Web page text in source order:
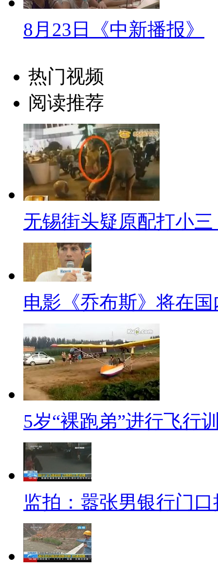
生对港大学生会会长能与校长“
开学典礼新生们还要参加各自学
到各个学院探望新生。
港大学学生事务长周伟立介绍
都有迎新活动，校方还安排了
观社区，一起出去买东西，探索
【同期】香港大学学生事务
我们安排社区活动，不是只
地认识香港。我们请了一些本
教非本地同学30句基本的广东
师“非常亲民、接地气”。第一
【同期】港大文学院新生 刘
我今天早上来的时候深刻理
3D，立体感很强，就是一直在
刚才是看到一个香港当地的学
【解说】除了生活上的适应，
学院都有专门的老师，作为学
程等问题。 其实，香港本地的
己的疑虑。 虽然香港本地新生
告诉记者，她希望学习自立，自
【同期】港大医学院新生 姚
你知道香港现在的父母都很
是大人，他们也还是不放心的
8月23日《中新播报》
热门视频
阅读推荐
无锡街头疑原配打小
电影《乔布斯》将在
5岁“裸跑弟”进行飞行
监拍：嚣张男银行门